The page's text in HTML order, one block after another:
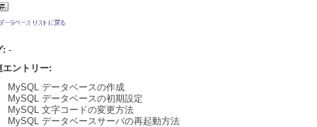
: -
エントリー:
MySQL データベースの作成
MySQL データベースの初期設定
MySQL 文字コードの変更方法
MySQL データベースサーバの再起動方法